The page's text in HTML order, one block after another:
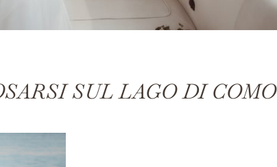
SUL LAGO DI COMO